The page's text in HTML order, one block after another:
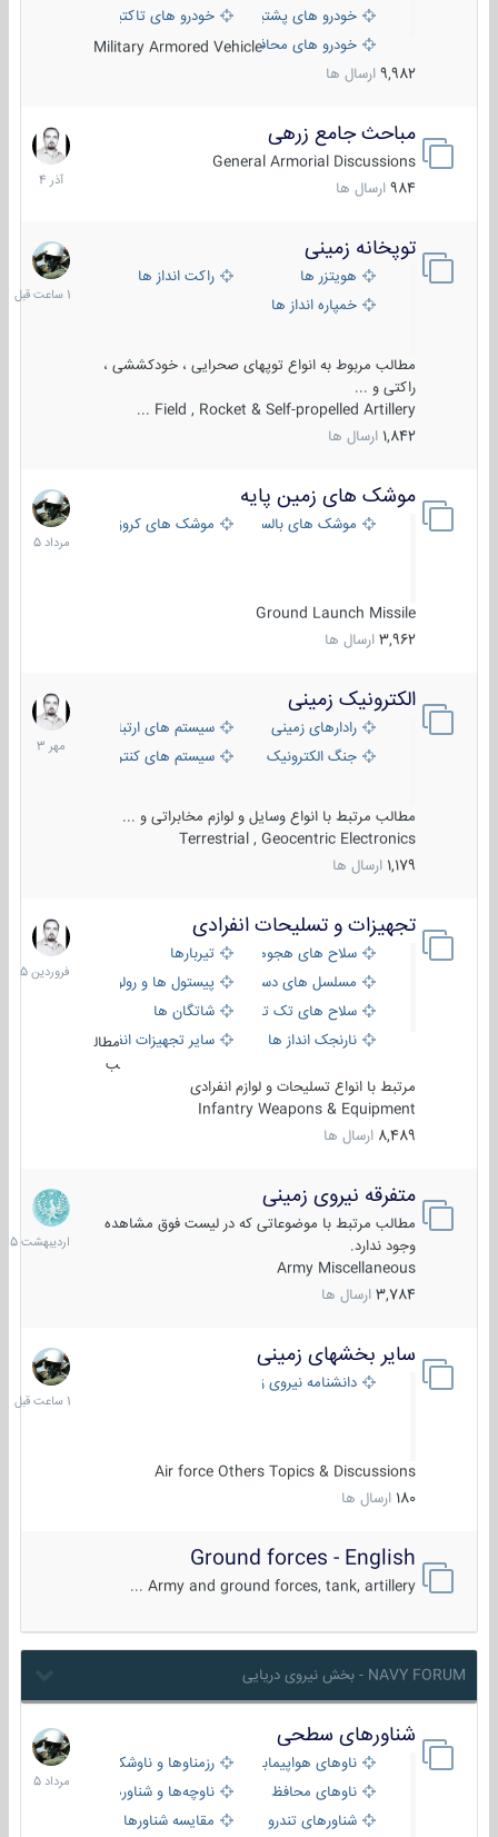
خودرو های پشتیبانی آتش ، شناسایی و ضد تانک
خودرو های تاکتیکی نظامی
خودرو های محافظت شدهMilitary Armored Vehicle
9,982 ارسال ها
مباحث جامع زرهی
General Armorial Discussions
984 ارسال ها
7
آذر
1404
توپخانه زمینی
هویتزر ها
راکت انداز ها
خمپاره انداز ها
مطالب مربوط به انواع توپهای صحرایی ، خودکششی ،
راکتی و ...
Field , Rocket & Self-propelled Artillery ...
1,842 ارسال ها
1
ساعت
قبل
موشک های زمین پایه
موشک های بالستیک موشک های کروز
Ground Launch Missile
3,962 ارسال ها
2
مرداد
1405
الکترونیک زمینی
رادارهای زمینی
سیستم های ارتباطی و جمع آوری
جنگ الکترونیک
سیستم های کنترل آتش و تجهیزات
مطالب مرتبط با انواع وسایل و لوازم مخابراتی و ...
Terrestrial , Geocentric Electronics
1,179 ارسال ها
1
مهر
1403
تجهیزات و تسلیحات انفرادی
سلاح های هجومی
تیربارها
مسلسل های دستی
پیستول ها و رولورها
سلاح های تک تیر اندازیشاتگان ها
نارنجک انداز ها
سایر تجهیزات انفرادی
مطال
ب
مرتبط با انواع تسلیحات و لوازم انفرادی
Infantry Weapons & Equipment
8,489 ارسال ها
17
فروردین
1405
متفرقه نیروی زمینی
مطالب مرتبط با موضوعاتی که در لیست فوق مشاهده
وجود ندارد.
Army Miscellaneous
3,784 ارسال ها
27
1405
سایر بخشهای زمینی
دانشنامه نیروی زمینی
Air force Others Topics & Discussions
180 ارسال ها
1
ساعت
قبل
Ground forces - English
Army and ground forces, tank, artillery ...
NAVY FORUM - بخش نیروی دریایی
شناورهای سطحی
ناوهای هواپیمابر و بالگرد بررزمناوها و ناوشکن‌ها
ناوهای محافظ
ناوچه‌ها و شناورهای گشتی
شناورهای تندرو
مقایسه شناورها
2
مرداد
1405